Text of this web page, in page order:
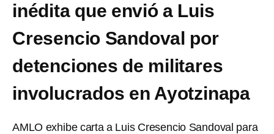
inédita que envió a Luis
Cresencio Sandoval por
detenciones de militares
involucrados en Ayotzinapa
AMLO exhibe carta a Luis Cresencio Sandoval para